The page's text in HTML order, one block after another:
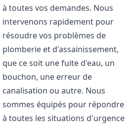
à toutes vos demandes. Nous
intervenons rapidement pour
résoudre vos problèmes de
plomberie et d'assainissement,
que ce soit une fuite d'eau, un
bouchon, une erreur de
canalisation ou autre. Nous
sommes équipés pour répondre
à toutes les situations d'urgence